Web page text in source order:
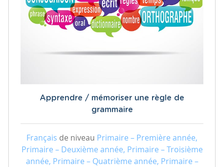
Apprendre / mémoriser une règle de
grammaire
Français de niveau Primaire – Première année,
Primaire – Deuxième année, Primaire – Troisième
année, Primaire – Quatrième année, Primaire –